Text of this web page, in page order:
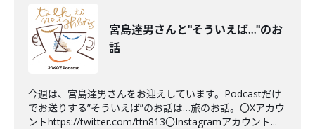
宮島達男さんと"そういえば…"のお
話
今週は、宮島達男さんをお迎えしています。Podcastだけ
でお送りする”そういえば”のお話は…旅のお話。〇Xアカウ
ントhttps://twitter.com/ttn813〇Instagramアカウント...